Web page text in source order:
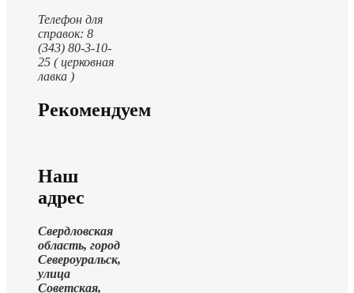
Телефон для
справок: 8
(343) 80-3-10-
25 ( церковная
лавка )
Рекомендуем
Наш
адрес
Свердловская
область, город
Североуральск,
улица
Советская,